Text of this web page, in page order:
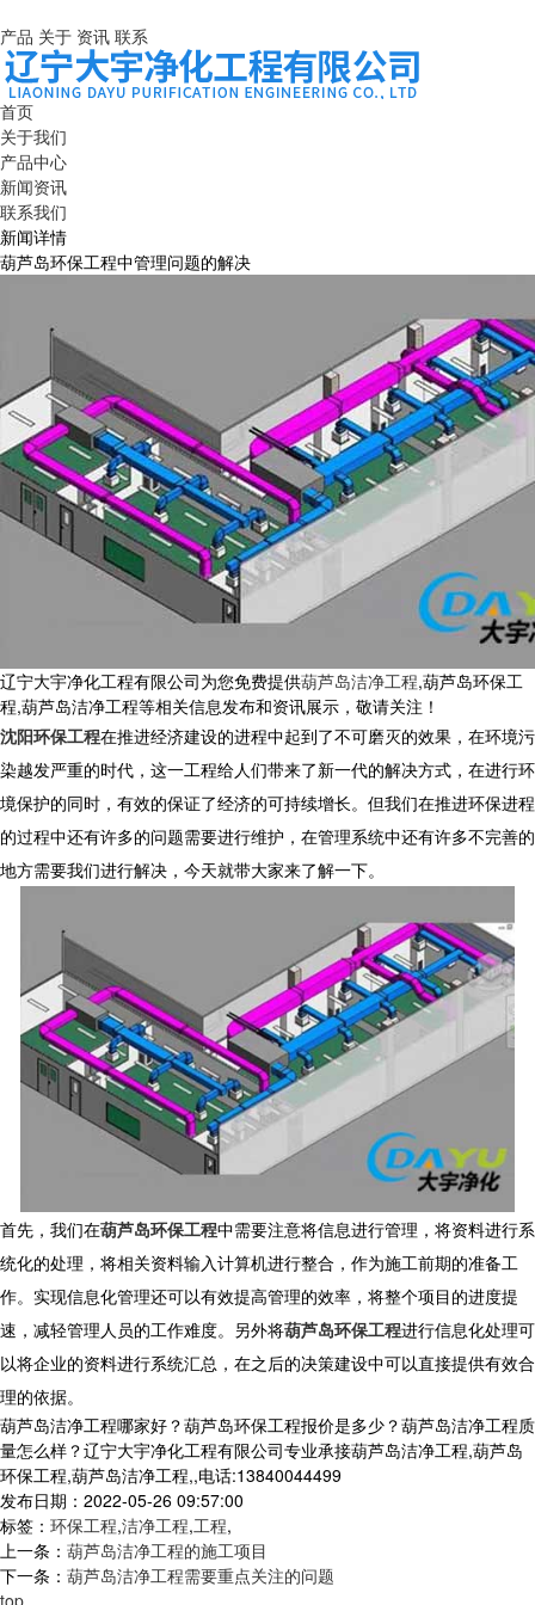
产品 关于 资讯 联系
首页
关于我们
产品中心
新闻资讯
联系我们
新闻详情
葫芦岛环保工程中管理问题的解决
辽宁大宇净化工程有限公司为您免费提供葫芦岛洁净工程,葫芦岛环保工
程,葫芦岛洁净工程等相关信息发布和资讯展示，敬请关注！
沈阳环保工程在推进经济建设的进程中起到了不可磨灭的效果，在环境污
染越发严重的时代，这一工程给人们带来了新一代的解决方式，在进行环
境保护的同时，有效的保证了经济的可持续增长。但我们在推进环保进程
的过程中还有许多的问题需要进行维护，在管理系统中还有许多不完善的
地方需要我们进行解决，今天就带大家来了解一下。
首先，我们在葫芦岛环保工程中需要注意将信息进行管理，将资料进行系
统化的处理，将相关资料输入计算机进行整合，作为施工前期的准备工
作。实现信息化管理还可以有效提高管理的效率，将整个项目的进度提
速，减轻管理人员的工作难度。另外将葫芦岛环保工程进行信息化处理可
以将企业的资料进行系统汇总，在之后的决策建设中可以直接提供有效合
理的依据。
葫芦岛洁净工程哪家好？葫芦岛环保工程报价是多少？葫芦岛洁净工程质
量怎么样？辽宁大宇净化工程有限公司专业承接葫芦岛洁净工程,葫芦岛
环保工程,葫芦岛洁净工程,,电话:13840044499
发布日期：2022-05-26 09:57:00
标签： 环保工程,洁净工程,工程,
上一条： 葫芦岛洁净工程的施工项目
下一条： 葫芦岛洁净工程需要重点关注的问题
top